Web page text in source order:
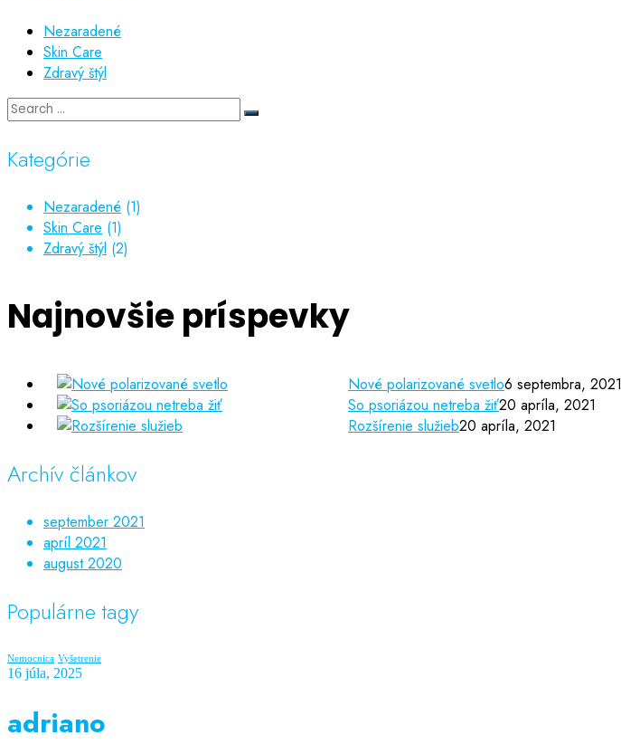
Nezaradené
Skin Care
Zdravý štýl
Kategórie
Nezaradené (1)
Skin Care (1)
Zdravý štýl (2)
Najnovšie príspevky
Nové polarizované svetlo6 septembra, 2021
So psoriázou netreba žiť20 apríla, 2021
Rozšírenie služieb20 apríla, 2021
Archív článkov
september 2021
apríl 2021
august 2020
Populárne tagy
Nemocnica Vyšetrenie
16 júla, 2025
adriano